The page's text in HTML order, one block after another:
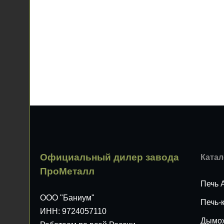
Официальный дилер завода
ПроМеталл
ООО "Баниум"
ИНН: 9724057110
Печь
Печь-